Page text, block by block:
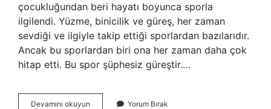
çocukluğundan beri hayatı boyunca sporla
ilgilendi. Yüzme, binicilik ve güreş, her zaman
sevdiği ve ilgiyle takip ettiği sporlardan bazılarıdır.
Ancak bu sporlardan biri ona her zaman daha çok
hitap etti. Bu spor şüphesiz güreştir.…
Devamını okuyun Atatürkün Yorum Bırak